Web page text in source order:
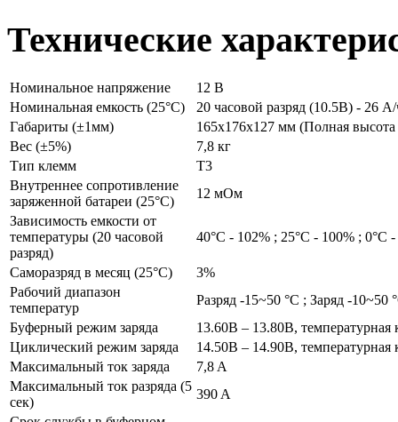
Технические
Номинальное напряжение
12 B
Номинальная емкость (25°С)
20 часовой разряд (10.5В) - 26
Габариты (±1мм)
165x176x127 мм (Полная
Вес (±5%)
7,8 кг
Тип клемм
T3
Внутреннее сопротивление
заряженной батареи (25°С)
12 мОм
Зависимость емкости от
температуры (20 часовой
разряд)
40°С - 102% ; 25°С - 100% ; 0°С
Саморазряд в месяц (25°С)
3%
Рабочий диапазон
температур
Разряд -15~50 °С ; Заряд -
Буферный режим заряда
13.60В – 13.80В,
Циклический режим заряда
14.50В – 14.90В,
Максимальный ток заряда
7,8 A
Максимальный ток разряда (5
сек)
390 A